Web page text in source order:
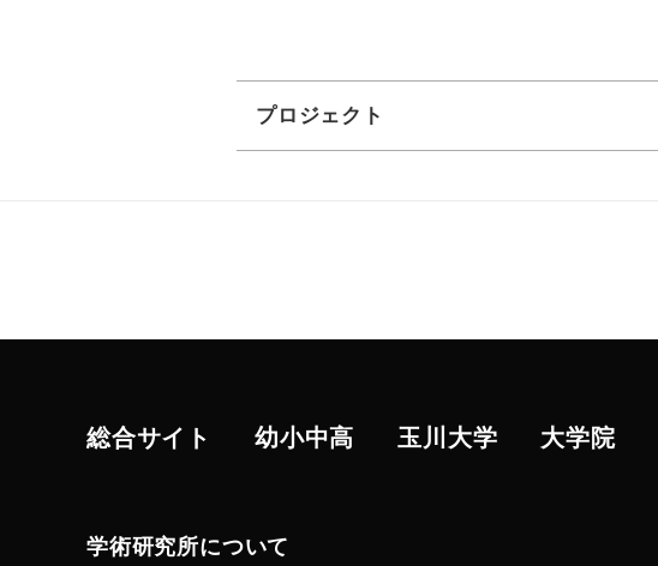
プロジェクト
総合サイト 幼小中高 玉川大学 大学院
学術研究所について